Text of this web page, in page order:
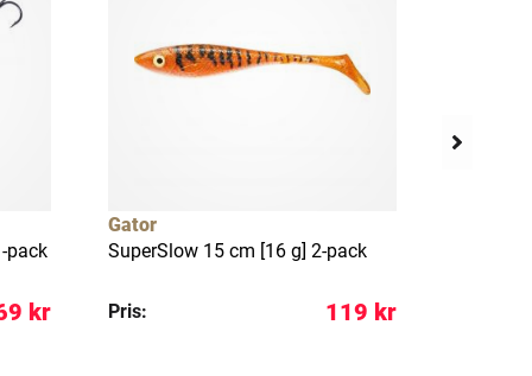
pack
kr
Gator
SuperSlow 15 cm [16 g] 2-pack
Pris: 119 kr